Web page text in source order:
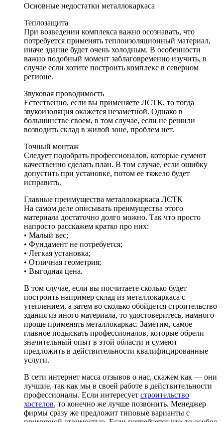
Основные недостатки металлокаркаса
Теплозащита
При возведении комплекса важно осознавать, что
потребуется применять теплоизоляционный материал,
иначе здание будет очень холодным. В особенности
важно подобный момент заблаговременно изучить, в
случае если хотите построить комплекс в северном
регионе.
Звуковая проводимость
Естественно, если вы применяете ЛСТК, то тогда
звукоизоляция окажется незаметной. Однако в
большинстве своем, в том случае, если не решили
возводить склад в жилой зоне, проблем нет.
Точный монтаж
Следует подобрать профессионалов, которые сумеют
качественно сделать план. В том случае, если ошибку
допустить при установке, потом ее тяжело будет
исправить.
Главные преимущества металлокаркаса ЛСТК
На самом деле описывать преимущества этого
материала достаточно долго можно. Так что просто
напросто расскажем кратко про них:
• Малый вес;
• Фундамент не потребуется;
• Легкая установка;
• Отличная геометрия;
• Выгодная цена.
В том случае, если вы посчитаете сколько будет
построить например склад из металлокаркаса с
утеплением, а затем во сколько обойдется строительство
здания из иного материала, то удостоверитесь, намного
проще применять металлокаркас. Заметим, самое
главное подыскать профессионалов, которые обрели
значительный опыт в этой области и сумеют
предложить в действительности квалифицированные
услуги.
В сети интернет масса отзывов о нас, скажем как — они
лучшие, так как мы в своей работе в действительности
профессионалы. Если интересует строительство
хостелов, то конечно же лучше позвонить. Менеджер
фирмы сразу же предложит типовые варианты с